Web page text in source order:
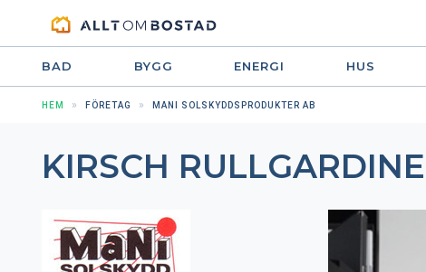
BAD BYGG ENERGI HUS
HEM FÖRETAG MANI SOLSKYDDSPRODUKTER AB
KIRSCH